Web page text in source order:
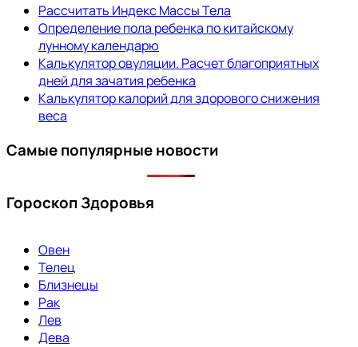
Рассчитать Индекс Массы Тела
Определение пола ребенка по китайскому
лунному календарю
Калькулятор овуляции. Расчет благоприятных
дней для зачатия ребенка
Калькулятор калорий для здорового снижения
веса
Самые популярные новости
Гороскоп Здоровья
Овен
Телец
Близнецы
Рак
Лев
Дева